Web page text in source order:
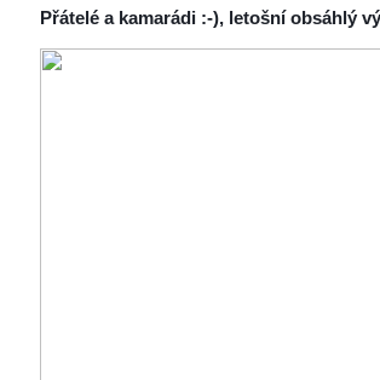
Přátelé a kamarádi :-), letošní obsáhlý